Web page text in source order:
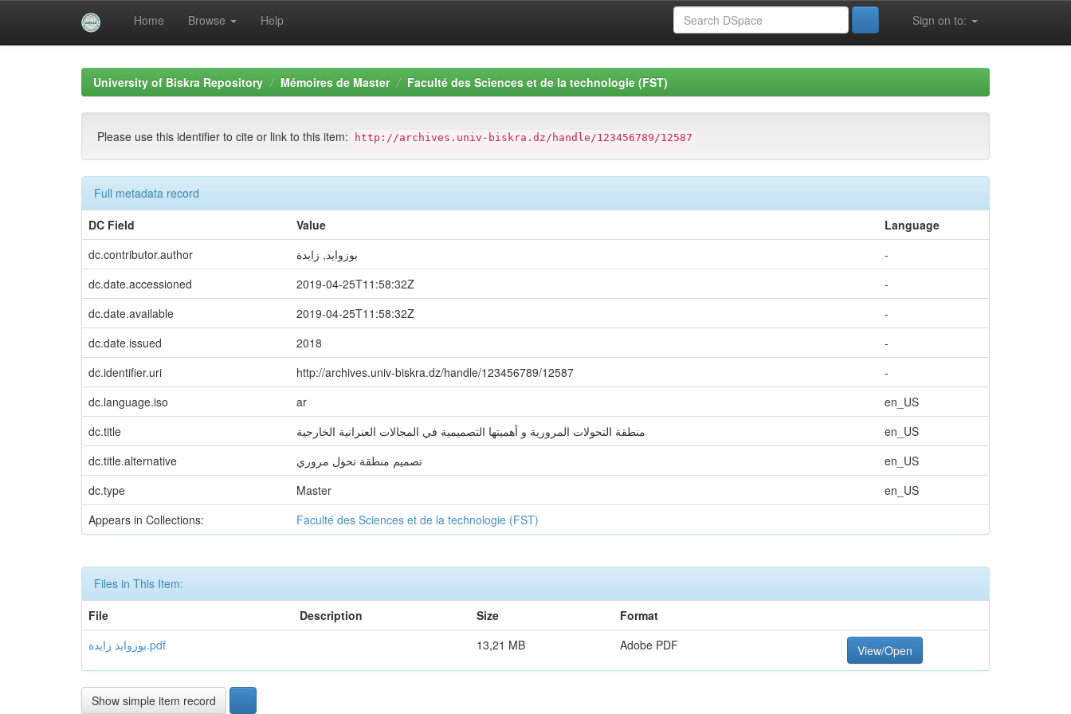
Home Browse Help Sign on to:
University of Biskra Repository Mémoires de Master Faculté des Sciences et de la technologie (FST)
Please use this identifier to cite or link to this item: http://archives.univ-biskra.dz/handle/123456789/12587
Full metadata record
DC Field
Value
Language
dc.contributor.author
بوزوايد, زايدة
-
dc.date.accessioned
2019-04-25T11:58:32Z
-
dc.date.available
2019-04-25T11:58:32Z
-
dc.date.issued
2018
-
dc.identifier.uri
http://archives.univ-biskra.dz/handle/123456789/12587
-
dc.language.iso
ar
en_US
dc.title
منطقة التحولات المرورية و أهميتها التصميمية في المجالات العنرانية الخارجية
en_US
dc.title.alternative
تصميم منطقة تحول مروري
en_US
dc.type
Master
en_US
Appears in Collections:
Faculté des Sciences et de la technologie (FST)
Files in This Item:
File
Description Size
Format
بوزوايد زايدة.pdf
13,21 MB Adobe PDF View/Open
Show simple item record